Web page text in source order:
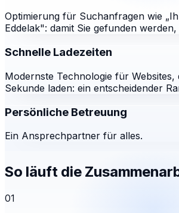
Optimierung für Suchanfragen wie
Eddelak": damit Sie gefunden
Schnelle Ladezeiten
Modernste Technologie für Websites,
Sekunde laden: ein entscheidender
Persönliche Betreuung
Ein Ansprechpartner für alles.
So läuft die
01